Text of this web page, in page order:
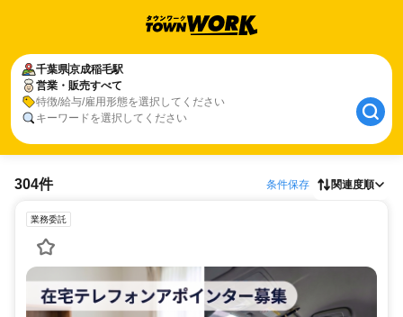
千葉県京成稲毛駅
営業・販売すべて
特徴/給与/雇用形態を選択してください
キーワードを選択してください
304件 条件保存 関連度順
業務委託